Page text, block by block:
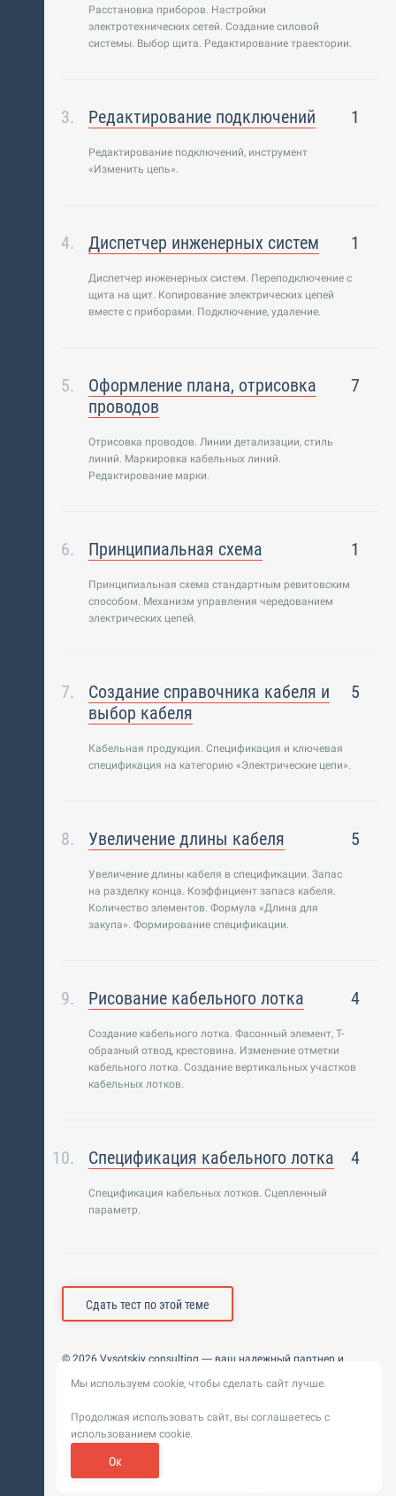
Расстановка приборов. Настройки
электротехнических сетей. Создание силовой
системы. Выбор щита. Редактирование траектории.
Редактирование подключений 1
Редактирование подключений, инструмент
«Изменить цепь».
Диспетчер инженерных систем 1
Диспетчер инженерных систем. Переподключение с
щита на щит. Копирование электрических цепей
вместе с приборами. Подключение, удаление.
Оформление плана, отрисовка
проводов
7
Отрисовка проводов. Линии детализации, стиль
линий. Маркировка кабельных линий.
Редактирование марки.
Принципиальная схема 1
Принципиальная схема стандартным ревитовским
способом. Механизм управления чередованием
электрических цепей.
Создание справочника кабеля и
выбор кабеля
5
Кабельная продукция. Спецификация и ключевая
спецификация на категорию «Электрические цепи».
Увеличение длины кабеля 5
Увеличение длины кабеля в спецификации. Запас
на разделку конца. Коэффициент запаса кабеля.
Количество элементов. Формула «Длина для
закупа». Формирование спецификации.
Рисование кабельного лотка 4
Создание кабельного лотка. Фасонный элемент, Т-
образный отвод, крестовина. Изменение отметки
кабельного лотка. Создание вертикальных участков
кабельных лотков.
Спецификация кабельного лотка 4
Спецификация кабельных лотков. Сцепленный
параметр.
Сдать тест по этой теме
© 2026 Vysotskiy consulting — ваш надежный партнер и
Цифровизация, BIM, ИИ. Внедряем и оптимизируем
Пользовательское
соглашение
Политика обработки персональных
данных
Разработка сайта —
Мы используем cookie, чтобы сделать сайт лучше.
Продолжая использовать сайт, вы соглашаетесь с
использованием cookie.
Ок